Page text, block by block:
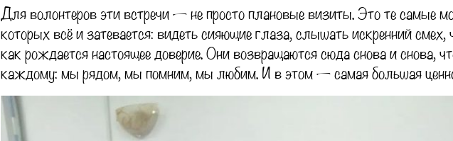
Для волонтеров эти встречи — не просто плановые визиты. Это те самые
которых всё и затевается: видеть сияющие глаза, слышать искренний смех,
как рождается настоящее доверие. Они возвращаются сюда снова и снова,
каждому: мы рядом, мы помним, мы любим. И в этом — самая большая